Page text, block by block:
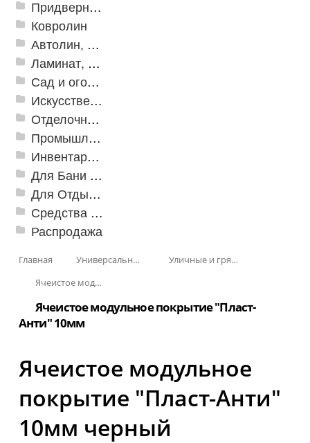
Придверные решетки
Ковролин
Автолин, Транслин, Линолеум
Ламинат, Кварцвиниловая плитка SPC
Сад и огород
Искусственная трава
Отделочные профили
Промышленный текстиль
Инвентарь для клининга
Для Бани и Сауны
Для Отдыха и Пикника
Средства от насекомых и садовых вредителей
Распродажа
Главная Универсальные модульные покрытия
Уличные и грязезащитные покрытия
Ячеистое модульное покрытие "Пласт-Анти"
Ячеистое модульное покрытие "Пласт-
Анти" 10мм
Ячеистое модульное
покрытие "Пласт-Анти"
10мм черный